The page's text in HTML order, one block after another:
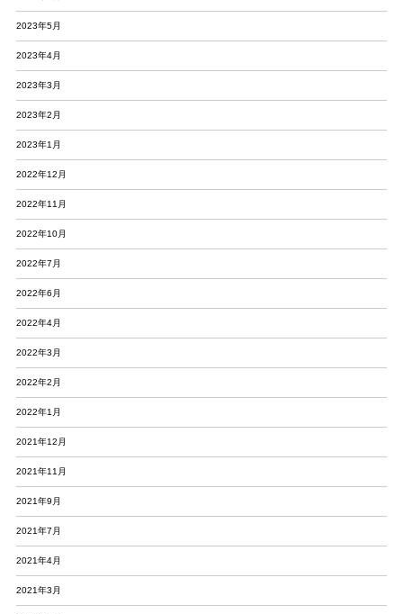
2023年5月
2023年4月
2023年3月
2023年2月
2023年1月
2022年12月
2022年11月
2022年10月
2022年7月
2022年6月
2022年4月
2022年3月
2022年2月
2022年1月
2021年12月
2021年11月
2021年9月
2021年7月
2021年4月
2021年3月